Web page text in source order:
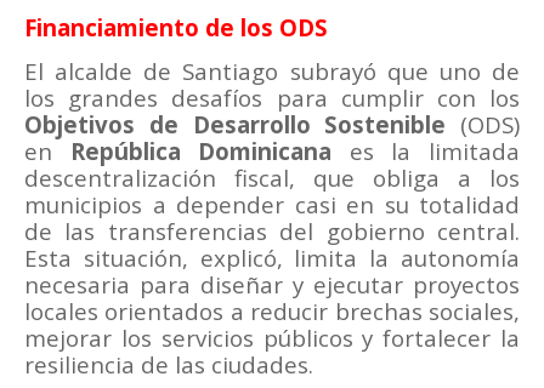
Financiamiento de los ODS
El alcalde de Santiago subrayó que uno de
los grandes desafíos para cumplir con los
Objetivos de Desarrollo Sostenible (ODS)
en República Dominicana es la limitada
descentralización fiscal, que obliga a los
municipios a depender casi en su totalidad
de las transferencias del gobierno central.
Esta situación, explicó, limita la autonomía
necesaria para diseñar y ejecutar proyectos
locales orientados a reducir brechas sociales,
mejorar los servicios públicos y fortalecer la
resiliencia de las ciudades.